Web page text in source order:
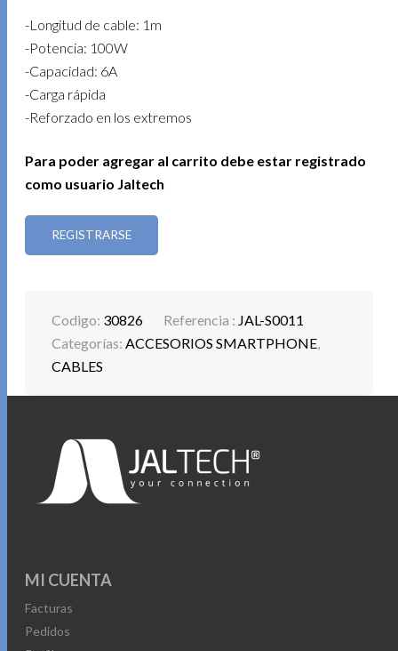
-Longitud de cable: 1m
-Potencia: 100W
-Capacidad: 6A
-Carga rápida
-Reforzado en los extremos
Para poder agregar al carrito debe estar registrado
como usuario Jaltech
REGISTRARSE
Codigo: 30826 Referencia : JAL-S0011
Categorías:ACCESORIOS SMARTPHONE,
CABLES
MI CUENTA
Facturas
Pedidos